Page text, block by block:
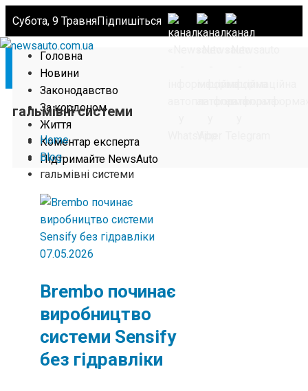
Субота, 9 ТравняПідпишіться
Головна
Новини
Законодавство
За кордоном
Життя
Коментар експерта
Підтримайте NewsAuto
гальмівні системи
Home
Blog
гальмівні системи
07.05.2026
Brembo починає
виробництво
системи Sensify
без гідравліки